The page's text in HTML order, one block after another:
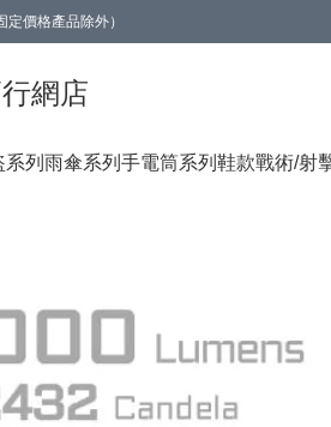
價格產品除外）
網店
列 雨傘系列 手電筒系列 鞋款戰術/射